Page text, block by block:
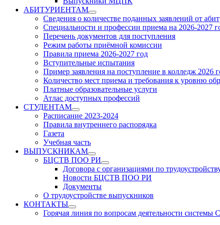
АБИТУРИЕНТАМ
Show
sub
menu
Сведения о количестве поданных заявлений от
Специальности и профессии приема на 2026-2027
Перечень документов для поступления
Режим работы приёмной комиссии
Правила приема 2026-2027 год
Вступительные испытания
Пример заявления на поступление в колледж 2026
Количество мест приема и требования к уровню
Платные образовательные услуги
Атлас доступных профессий
СТУДЕНТАМ
Show
sub
menu
Расписание 2023-2024
Правила внутреннего распорядка
Газета
Учебная часть
ВЫПУСКНИКАМ
Show
sub
menu
БЦСТВ ПОО РИ
Show
sub
menu
Договора с организациями по
Новости БЦСТВ ПОО РИ
Документы
О трудоустройстве выпускников
КОНТАКТЫ
Show
sub
Горячая линия по вопросам деятельности системы